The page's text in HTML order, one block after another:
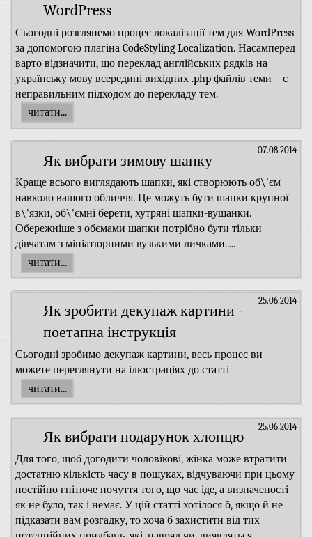
WordPress
Сьогодні розглянемо процес локалізації тем для WordPress
за допомогою плагіна CodeStyling Localization. Насамперед
варто відзначити, що переклад англійських рядків на
українську мову всередині вихідних .php файлів теми – є
неправильним підходом до перекладу тем.
читати...
07.08.2014
Як вибрати зимову шапку
Краще всього виглядають шапки, які створюють об\'єм
навколо вашого обличчя. Це можуть бути шапки крупної
в\'язки, об\'ємні берети, хутряні шапки-вушанки.
Обережніше з обємами шапки потрібно бути тільки
дівчатам з мініатюрними вузькими личками.....
читати...
25.06.2014
Як зробити декупаж картини -
поетапна інструкція
Сьогодні зробимо декупаж картини, весь процес ви
можете переглянути на ілюстраціях до статті
читати...
25.06.2014
Як вибрати подарунок хлопцю
Для того, щоб догодити чоловікові, жінка може втратити
достатню кількість часу в пошуках, відчуваючи при цьому
постійно гнітюче почуття того, що час іде, а визначеності
як не було, так і немає. У цій статті хотілося б, якщо й не
підказати вам розгадку, то хоча б захистити від тих